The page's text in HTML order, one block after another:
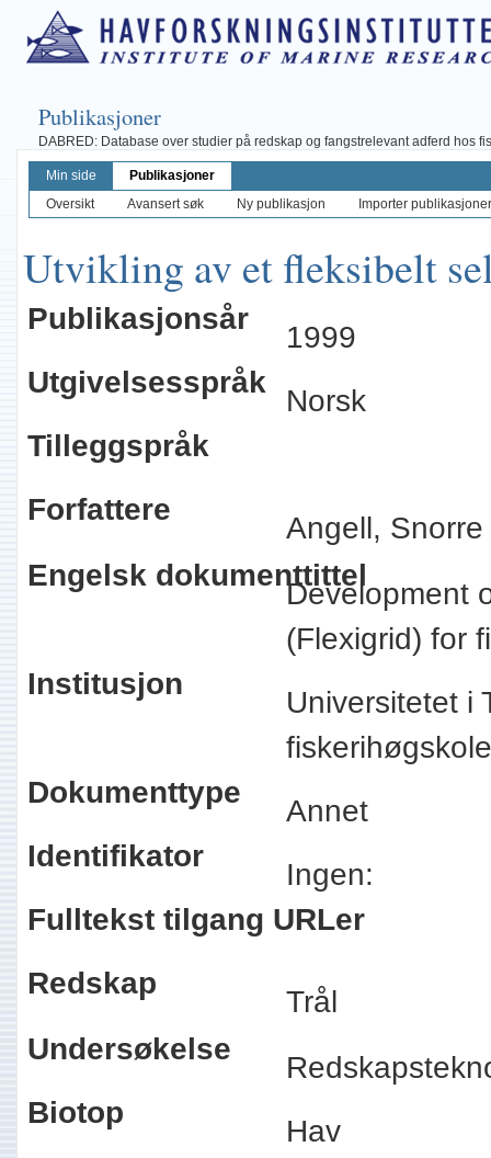
Publikasjoner
DABRED: Database over studier på redskap og fangstrelevant adferd hos
Min side
Publikasjoner
Oversikt
Avansert søk Ny publikasjon Importer
Utvikling av et fleksibelt
Publikasjonsår
1999
Utgivelsesspråk
Norsk
Tilleggspråk
Forfattere
Angell, Snorre
Engelsk dokumenttittel
Development
(Flexigrid) for
Institusjon
Universitetet i
Dokumenttype
Annet
Identifikator
Ingen:
Fulltekst tilgang URLer
Redskap
Trål
Undersøkelse
Biotop
Hav